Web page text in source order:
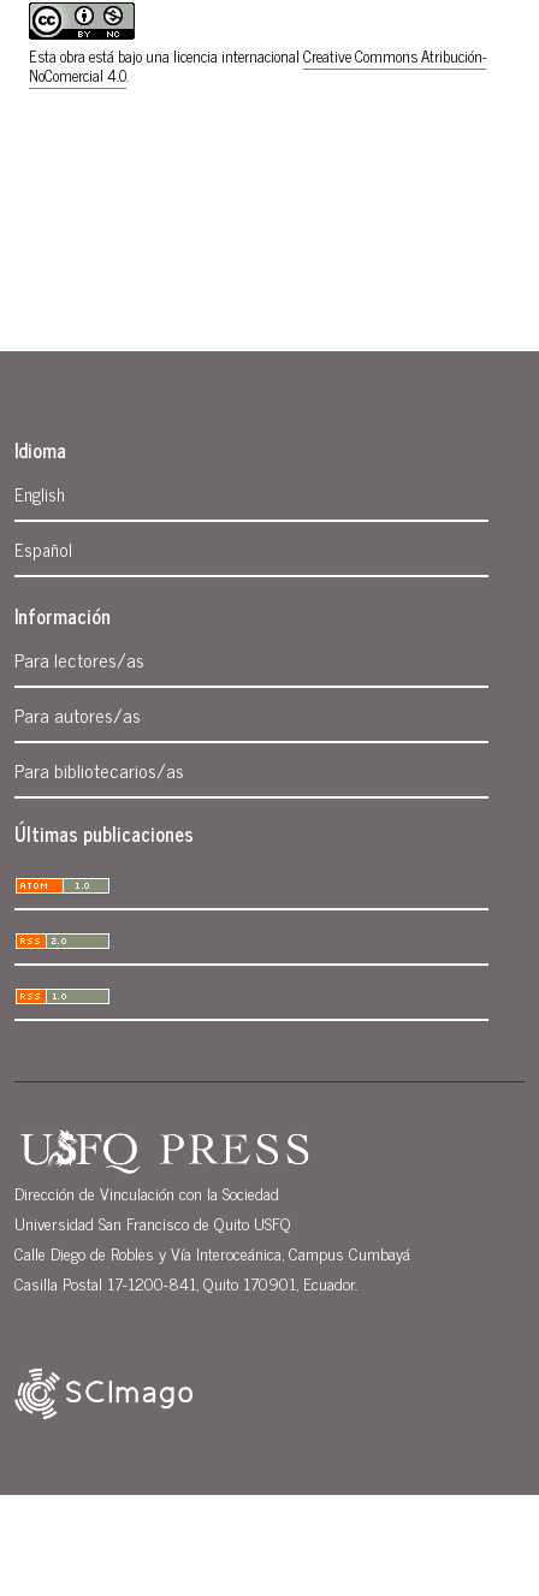
Esta obra está bajo una licencia internacionalCreative Commons Atribución-
NoComercial 4.0.
Idioma
English
Español
Información
Para lectores/as
Para autores/as
Para bibliotecarios/as
Últimas publicaciones
Dirección de Vinculación con la Sociedad
Universidad San Francisco de Quito USFQ
Calle Diego de Robles y Vía Interoceánica, Campus Cumbayá
Casilla Postal 17-1200-841, Quito 170901, Ecuador.